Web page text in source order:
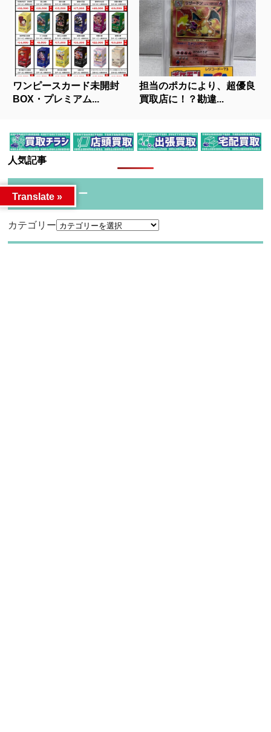
ワンピースカード未開封
BOX・プレミアム...
担当のポカにより、超優良
買取店に！？勘違...
人気記事
カテゴリー
カテゴリー
Translate »